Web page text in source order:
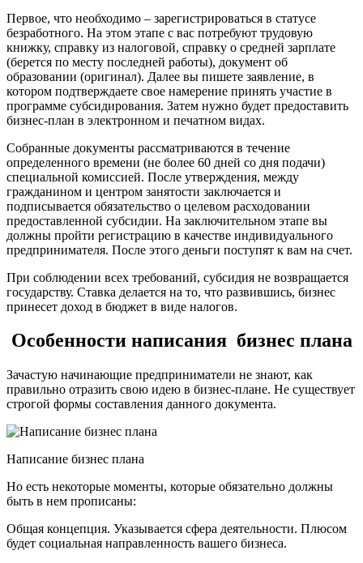
Первое, что необходимо – зарегистрироваться в статусе
безработного. На этом этапе с вас потребуют трудовую
книжку, справку из налоговой, справку о средней зарплате
(берется по месту последней работы), документ об
образовании (оригинал). Далее вы пишете заявление, в
котором подтверждаете свое намерение принять участие в
программе субсидирования. Затем нужно будет предоставить
бизнес-план в электронном и печатном видах.
Собранные документы рассматриваются в течение
определенного времени (не более 60 дней со дня подачи)
специальной комиссией. После утверждения, между
гражданином и центром занятости заключается и
подписывается обязательство о целевом расходовании
предоставленной субсидии. На заключительном этапе вы
должны пройти регистрацию в качестве индивидуального
предпринимателя. После этого деньги поступят к вам на счет.
При соблюдении всех требований, субсидия не возвращается
государству. Ставка делается на то, что развившись, бизнес
принесет доход в бюджет в виде налогов.
Особенности написания бизнес плана
Зачастую начинающие предприниматели не знают, как
правильно отразить свою идею в бизнес-плане. Не существует
строгой формы составления данного документа.
Написание бизнес плана
Но есть некоторые моменты, которые обязательно должны
быть в нем прописаны:
Общая концепция. Указывается сфера деятельности. Плюсом
будет социальная направленность вашего бизнеса.